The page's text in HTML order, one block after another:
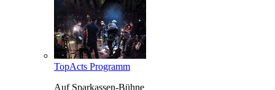
TopActs Programm
Auf Sparkassen-Bühne